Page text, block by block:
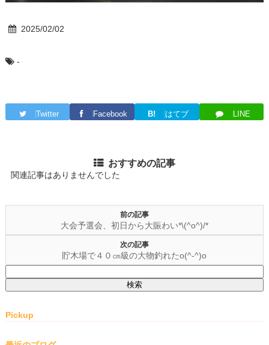
2025/02/02
-
Twitter Facebook B! はてブ LINE
おすすめの記事
関連記事はありませんでした
前の記事
大会予選会、初日から大賑わい*\(^o^)/*
次の記事
貯木場で４０㎝級の大物釣れたo(^-^)o
索:
Pickup